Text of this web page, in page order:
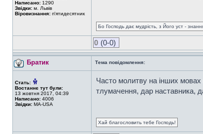
Написано: 1290
Звідки: м. Львів
Віровизнання: п'ятидесятник
Бо Господь дає мудрість, з Його уст -
0 (0-0)
Братик Тема повідомлення:
Стать:
Востаннє тут були:
13 жовтня 2017, 04:39
Написано: 4006
Звідки: MA-USA
Часто молитву на інших мовах
тлумачення, дар наставника,
Хай благословить тебе Господь!